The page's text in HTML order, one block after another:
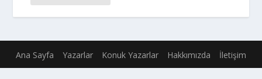
Ana Sayfa Yazarlar Konuk Yazarlar Hakkımızda İletişim